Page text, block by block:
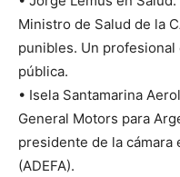
Ministro de Salud de la
punibles. Un
pública.
• Isela Santamarina
General Motors para
presidente de la cámara
(ADEFA).